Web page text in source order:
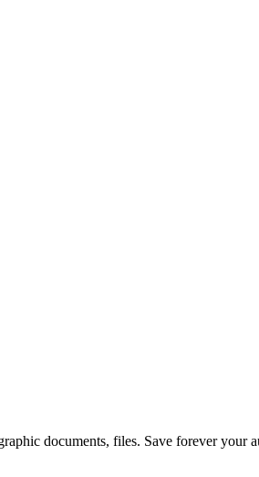
documents, files. Save forever your